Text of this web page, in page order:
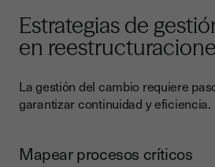
Estrategias de
en
La gestión del cambio requiere
garantizar continuidad y eficiencia.
Mapear procesos críticos